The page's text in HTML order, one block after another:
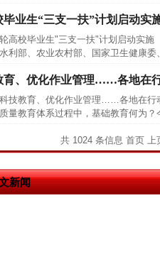
毕业生“三支一扶”计划启动实
校毕业生"三支一扶"计划启动实
利部、农业农村部、国家卫生健康
育、优化作业管理……各地在
教育、优化作业管理……各地在行
量教育体系过程中，基础教育何为
共 1024 条信息 首页 上
新闻
上购药对药下症？